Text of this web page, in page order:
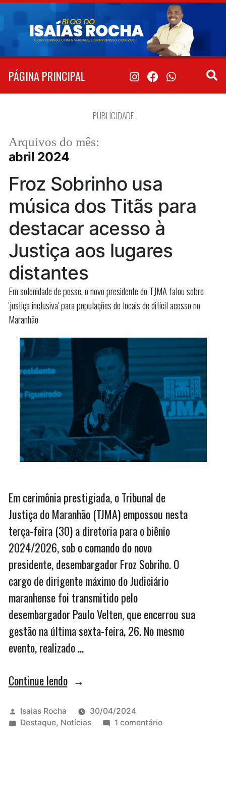
Pular
conteúdo
PÁGINA PRINCIPAL
PUBLICIDADE
Arquivos do mês:
abril 2024
Froz Sobrinho usa
música dos Titãs para
destacar acesso à
Justiça aos lugares
distantes
Em solenidade de posse, o novo presidente do TJMA falou sobre
'justiça inclusiva' para populações de locais de difícil acesso no
Maranhão
Em cerimônia prestigiada, o Tribunal de
Justiça do Maranhão (TJMA) empossou nesta
terça-feira (30) a diretoria para o biênio
2024/2026, sob o comando do novo
presidente, desembargador Froz Sobriho. O
cargo de dirigente máximo do Judiciário
maranhense foi transmitido pelo
desembargador Paulo Velten, que encerrou sua
gestão na última sexta-feira, 26. No mesmo
evento, realizado …
Continue lendo“Froz
usa
música
Publicado
por
Isaias Rocha
30/04/2024
Publicado
Destaque, Notícias 1 comentárioem